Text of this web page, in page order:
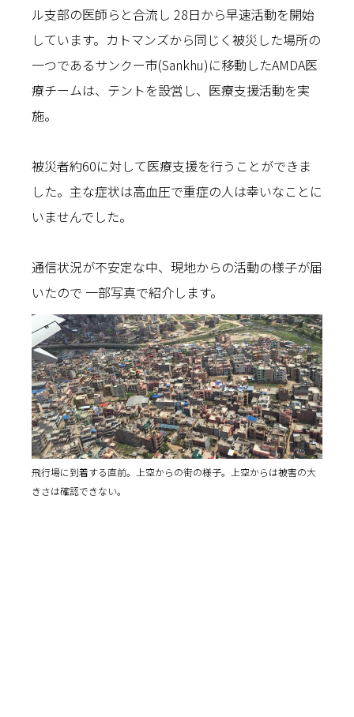
ル支部の医師らと合流し 28日から早速活動を開始
しています。カトマンズから同じく被災した場所の
一つであるサンクー市(Sankhu)に移動したAMDA医
療チームは、テントを設営し、医療支援活動を実
施。
被災者約60に対して医療支援を行うことができま
した。主な症状は高血圧で重症の人は幸いなことに
いませんでした。
通信状況が不安定な中、現地からの活動の様子が届
いたので 一部写真で紹介します。
飛行場に到着する直前。上空からの街の様子。上空からは被害の大
きさは確認できない。